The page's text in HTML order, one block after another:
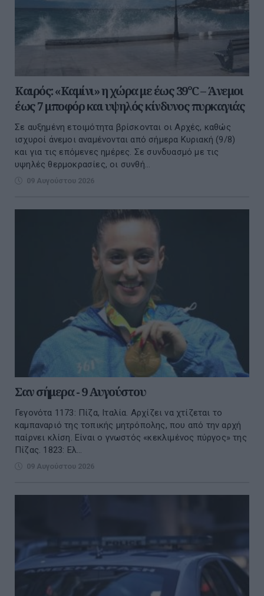
Καιρός: «Καμίνι» η χώρα με έως 39°C – Άνεμοι
έως 7 μποφόρ και υψηλός κίνδυνος πυρκαγιάς
Σε αυξημένη ετοιμότητα βρίσκονται οι Αρχές, καθώς
ισχυροί άνεμοι αναμένονται από σήμερα Κυριακή (9/8)
και για τις επόμενες ημέρες. Σε συνδυασμό με τις
υψηλές θερμοκρασίες, οι συνθή...
09 Αυγούστου 2026
Σαν σήμερα - 9 Αυγούστου
Γεγονότα 1173: Πίζα, Ιταλία. Αρχίζει να χτίζεται το
καμπαναριό της τοπικής μητρόπολης, που από την αρχή
παίρνει κλίση. Είναι ο γνωστός «κεκλιμένος πύργος» της
Πίζας. 1823: Ελ...
09 Αυγούστου 2026